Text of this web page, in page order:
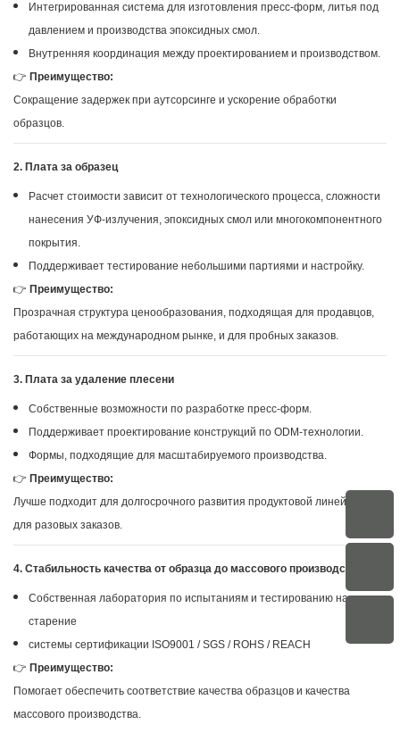
Интегрированная система для изготовления пресс-форм, литья под
давлением и производства эпоксидных смол.
Внутренняя координация между проектированием и производством.
👉 Преимущество:
Сокращение задержек при аутсорсинге и ускорение обработки
образцов.
2. Плата за образец
Расчет стоимости зависит от технологического процесса, сложности
нанесения УФ-излучения, эпоксидных смол или многокомпонентного
покрытия.
Поддерживает тестирование небольшими партиями и настройку.
👉 Преимущество:
Прозрачная структура ценообразования, подходящая для продавцов,
работающих на международном рынке, и для пробных заказов.
3. Плата за удаление плесени
Собственные возможности по разработке пресс-форм.
Поддерживает проектирование конструкций по ODM-технологии.
Формы, подходящие для масштабируемого производства.
👉 Преимущество:
Лучше подходит для долгосрочного развития продуктовой линейки, чем
для разовых заказов.
4. Стабильность качества от образца до массового производства.
Собственная лаборатория по испытаниям и тестированию на
старение
системы сертификации ISO9001 / SGS / ROHS / REACH
👉 Преимущество:
Помогает обеспечить соответствие качества образцов и качества
массового производства.